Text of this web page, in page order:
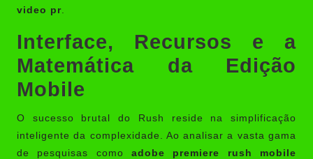
video pr
Interface, Recursos e a
Matemática da Edição
Mobile
O sucesso brutal do Rush reside na simplificação
inteligente da complexidade. Ao analisar a vasta gama
de pesquisas como adobe premiere rush mobile